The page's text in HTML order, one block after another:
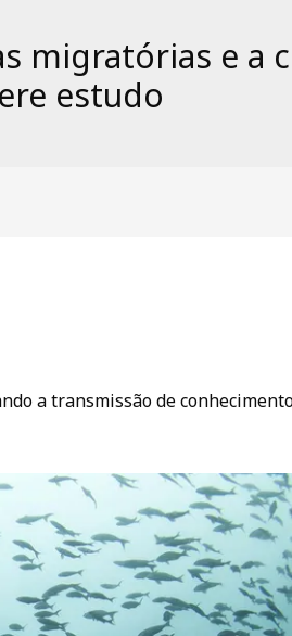
migratórias e a
estudo
a transmissão de